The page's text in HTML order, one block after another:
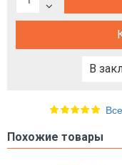
В
Похожие товары